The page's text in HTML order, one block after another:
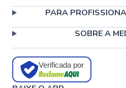
PARA
SOBRE A
Verificada por